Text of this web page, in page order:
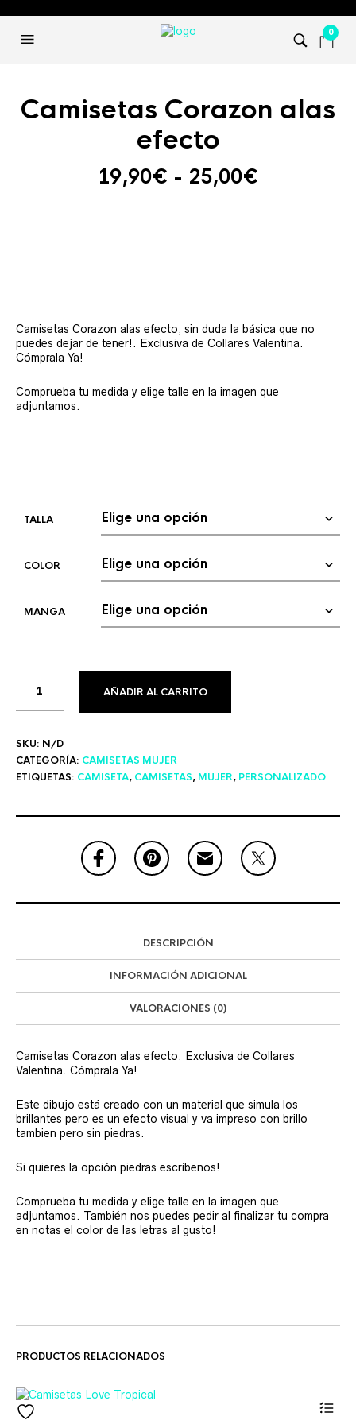
0
Camisetas Corazon alas
efecto
19,90€ - 25,00€
Camisetas Corazon alas efecto, sin duda la básica que no
puedes dejar de tener!. Exclusiva de Collares Valentina.
Cómprala Ya!
Comprueba tu medida y elige talle en la imagen que
adjuntamos.
TALLA
COLOR
MANGA
AÑADIR AL CARRITO
SKU: N/D
CATEGORÍA: CAMISETAS MUJER
ETIQUETAS: CAMISETA, CAMISETAS, MUJER, PERSONALIZADO
DESCRIPCIÓN
INFORMACIÓN ADICIONAL
VALORACIONES (0)
Camisetas Corazon alas efecto. Exclusiva de Collares
Valentina. Cómprala Ya!
Este dibujo está creado con un material que simula los
brillantes pero es un efecto visual y va impreso con brillo
tambien pero sin piedras.
Si quieres la opción piedras escríbenos!
Comprueba tu medida y elige talle en la imagen que
adjuntamos. También nos puedes pedir al finalizar tu compra
en notas el color de las letras al gusto!
PRODUCTOS RELACIONADOS